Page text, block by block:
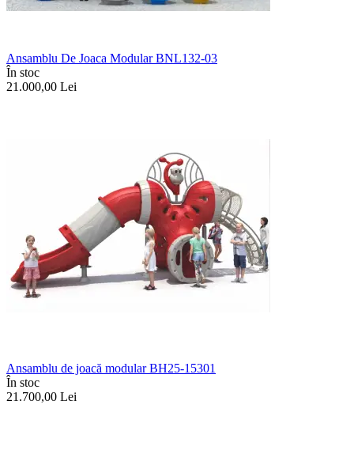
Ansamblu De Joaca Modular BNL132-03
În stoc
21.000,00 Lei
Ansamblu de joacă modular BH25-15301
În stoc
21.700,00 Lei